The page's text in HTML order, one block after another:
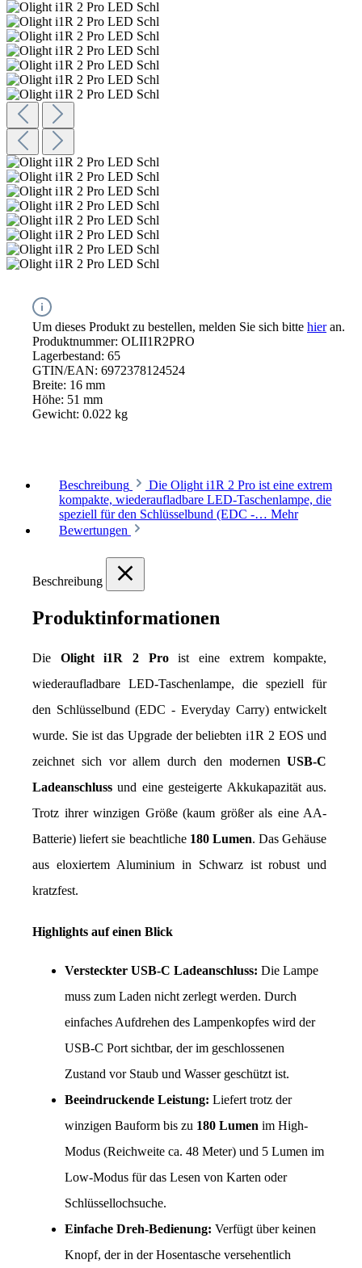
Um dieses Produkt zu bestellen, melden Sie sich bitte hieran.
Produktnummer: OLII1R2PRO
Lagerbestand: 65
GTIN/EAN: 6972378124524
Breite: 16 mm
Höhe: 51 mm
Gewicht: 0.022 kg
Beschreibung
Die Olight i1R 2 Pro ist eine extrem
kompakte, wiederaufladbare LED-Taschenlampe, die
speziell für den Schlüsselbund (EDC -… Mehr
Bewertungen
Beschreibung
Produktinformationen
Die Olight i1R 2 Pro ist eine extrem kompakte,
wiederaufladbare LED-Taschenlampe, die speziell für
den Schlüsselbund (EDC - Everyday Carry) entwickelt
wurde. Sie ist das Upgrade der beliebten i1R 2 EOS und
zeichnet sich vor allem durch den modernen USB-C
Ladeanschluss und eine gesteigerte Akkukapazität aus.
Trotz ihrer winzigen Größe (kaum größer als eine AA-
Batterie) liefert sie beachtliche 180 Lumen. Das Gehäuse
aus eloxiertem Aluminium in Schwarz ist robust und
kratzfest.
Highlights auf einen Blick
Versteckter USB-C Ladeanschluss: Die Lampe
muss zum Laden nicht zerlegt werden. Durch
einfaches Aufdrehen des Lampenkopfes wird der
USB-C Port sichtbar, der im geschlossenen
Zustand vor Staub und Wasser geschützt ist.
Beeindruckende Leistung: Liefert trotz der
winzigen Bauform bis zu 180 Lumen im High-
Modus (Reichweite ca. 48 Meter) und 5 Lumen im
Low-Modus für das Lesen von Karten oder
Schlüssellochsuche.
Einfache Dreh-Bedienung: Verfügt über keinen
Knopf, der in der Hosentasche versehentlich